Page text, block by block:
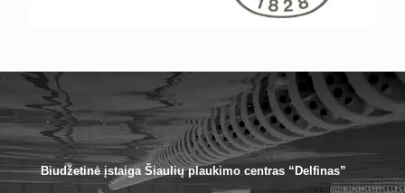
Biudžetinė įstaiga Šiaulių plaukimo centras “Delfinas”